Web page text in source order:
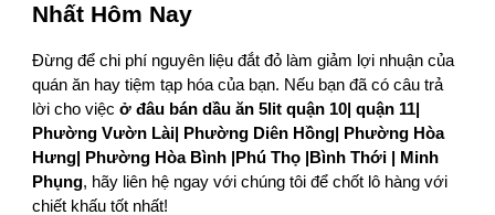
Nhất Hôm Nay
Đừng để chi phí nguyên liệu đắt đỏ làm giảm lợi nhuận của
quán ăn hay tiệm tạp hóa của bạn. Nếu bạn đã có câu trả
lời cho việcở đâu bán dầu ăn 5lit quận 10| quận 11|
Phường Vườn Lài| Phường Diên Hồng| Phường Hòa
Hưng| Phường Hòa Bình |Phú Thọ |Bình Thới | Minh
Phụng, hãy liên hệ ngay với chúng tôi để chốt lô hàng với
chiết khấu tốt nhất!